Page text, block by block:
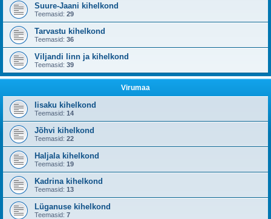
Suure-Jaani kihelkond
Teemasid: 29
Tarvastu kihelkond
Teemasid: 36
Viljandi linn ja kihelkond
Teemasid: 39
Virumaa
Iisaku kihelkond
Teemasid: 14
Jõhvi kihelkond
Teemasid: 22
Haljala kihelkond
Teemasid: 19
Kadrina kihelkond
Teemasid: 13
Lüganuse kihelkond
Teemasid: 7